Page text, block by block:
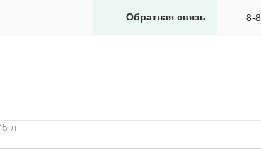
8-
Обратная связь
л